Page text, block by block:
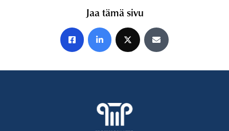
Jaa tämä sivu
Jaa Facebookissa
Jaa LinkedInissä
Jaa X:ssäJaa sähköpostitse